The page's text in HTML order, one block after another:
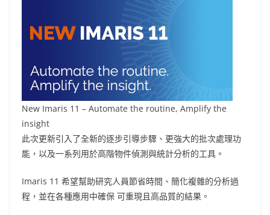
New Imaris 11 – Automate the routine, Amplify the
insight
此次更新引入了全新的逐步引導步驟、更強大的批次處理功
能，以及一系列用於高階物件偵測與統計分析的工具。
Imaris 11 希望幫助研究人員節省時間、簡化複雜的分析過
程，並在各種應用中確保 可重現且高品質的結果。